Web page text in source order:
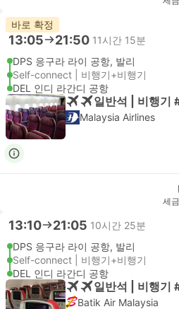
바로 확정
13:05 21:50 11시간 15분
DPS 응구라 라이 공항, 발리
Self-connect | 비행기+비행기
DEL 인디 라간디 공항
일반석 | 비행기
Malaysia Airlines
세
13:10 21:05 10시간 25분
DPS 응구라 라이 공항, 발리
Self-connect | 비행기+비행기
DEL 인디 라간디 공항
일반석 | 비행기
Batik Air Malaysia